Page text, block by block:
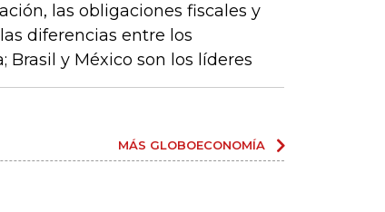
las obligaciones fiscales y
diferencias entre los
Brasil y México son los líderes
MÁS GLOBOECONOMÍA